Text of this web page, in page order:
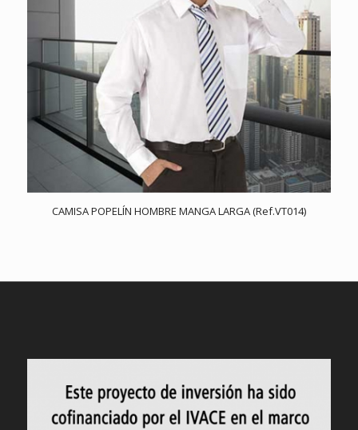
CAMISA POPELÍN HOMBRE MANGA LARGA (Ref.VT014)